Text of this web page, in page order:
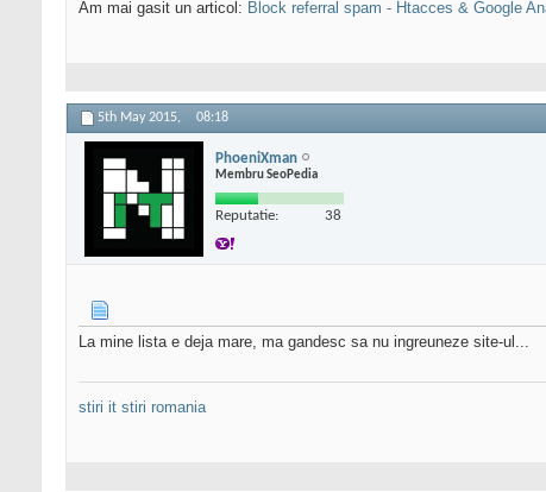
Am mai gasit un articol: Block referral spam - Htacces & Google
5th May 2015, 08:18
PhoeniXman
Membru SeoPedia
Reputatie: 38
La mine lista e deja mare, ma gandesc sa nu ingreuneze site-ul...
stiri it stiri romania